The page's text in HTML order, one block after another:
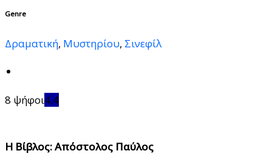
Genre
Δραματική, Μυστηρίου, Σινεφίλ
8 ψήφοι4.4
Η Βίβλος: Απόστολος Παύλος